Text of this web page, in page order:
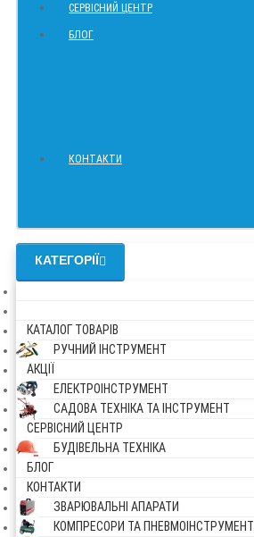
СЕРВІСНИЙ ЦЕНТР
БЛОГ
КОНТАКТИ
КАТЕГОРІЇ
КАТАЛОГ ТОВАРІВ
РУЧНИЙ ІНСТРУМЕНТ
АКЦІЇ
ЕЛЕКТРОІНСТРУМЕНТ
САДОВА ТЕХНІКА ТА ІНСТРУМЕНТ
СЕРВІСНИЙ ЦЕНТР
БУДІВЕЛЬНА ТЕХНІКА
БЛОГ
КОНТАКТИ
ЗВАРЮВАЛЬНІ АПАРАТИ
КОМПРЕСОРИ ТА ПНЕВМОІНСТРУМЕНТ